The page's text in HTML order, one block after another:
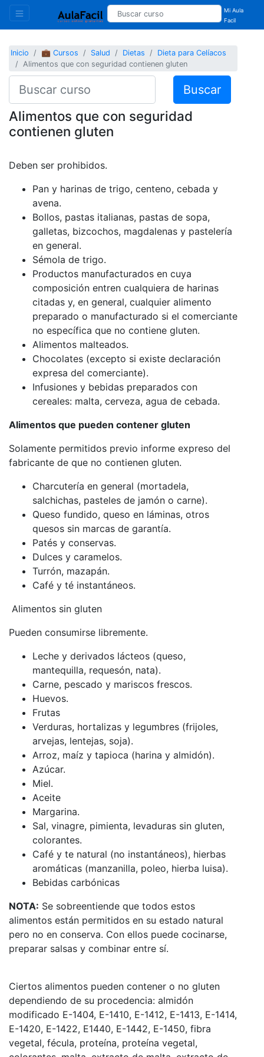
Mi Aula
Facil
Inicio 💼 Cursos Salud Dietas
Dieta para Celíacos
Alimentos que con seguridad contienen gluten
Buscar
Alimentos que con seguridad
contienen gluten
Deben ser prohibidos.
Pan y harinas de trigo, centeno, cebada y
avena.
Bollos, pastas italianas, pastas de sopa,
galletas, bizcochos, magdalenas y pastelería
en general.
Sémola de trigo.
Productos manufacturados en cuya
composición entren cualquiera de harinas
citadas y, en general, cualquier alimento
preparado o manufacturado si el comerciante
no específica que no contiene gluten.
Alimentos malteados.
Chocolates (excepto si existe declaración
expresa del comerciante).
Infusiones y bebidas preparados con
cereales: malta, cerveza, agua de cebada.
Alimentos que pueden contener gluten
Solamente permitidos previo informe expreso del
fabricante de que no contienen gluten.
Charcutería en general (mortadela,
salchichas, pasteles de jamón o carne).
Queso fundido, queso en láminas, otros
quesos sin marcas de garantía.
Patés y conservas.
Dulces y caramelos.
Turrón, mazapán.
Café y té instantáneos.
Alimentos sin gluten
Pueden consumirse libremente.
Leche y derivados lácteos (queso,
mantequilla, requesón, nata).
Carne, pescado y mariscos frescos.
Huevos.
Frutas
Verduras, hortalizas y legumbres (frijoles,
arvejas, lentejas, soja).
Arroz, maíz y tapioca (harina y almidón).
Azúcar.
Miel.
Aceite
Margarina.
Sal, vinagre, pimienta, levaduras sin gluten,
colorantes.
Café y te natural (no instantáneos), hierbas
aromáticas (manzanilla, poleo, hierba luisa).
Bebidas carbónicas
NOTA: Se sobreentiende que todos estos
alimentos están permitidos en su estado natural
pero no en conserva. Con ellos puede cocinarse,
preparar salsas y combinar entre sí.
Ciertos alimentos pueden contener o no gluten
dependiendo de su procedencia: almidón
modificado E-1404, E-1410, E-1412, E-1413, E-1414,
E-1420, E-1422, E1440, E-1442, E-1450, fibra
vegetal, fécula, proteína, proteína vegetal,